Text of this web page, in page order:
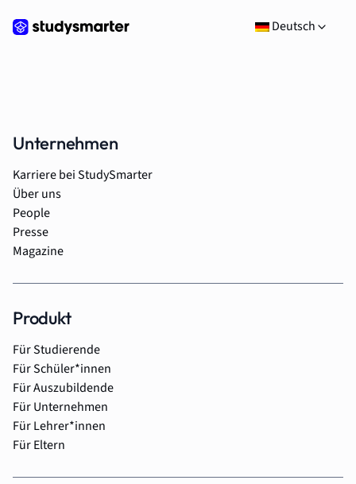
Deutsch
Unternehmen
Karriere bei StudySmarter
Über uns
People
Presse
Magazine
Produkt
Für Studierende
Für Schüler*innen
Für Auszubildende
Für Unternehmen
Für Lehrer*innen
Für Eltern